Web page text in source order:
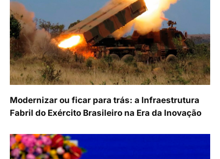
Modernizar ou ficar para trás: a Infraestrutura
Fabril do Exército Brasileiro na Era da Inovação